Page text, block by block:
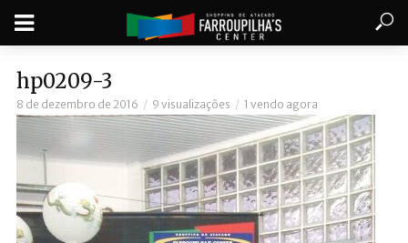
hp0209-3
8 de dezembro de 2016 9 visualizações 1 vendo agora